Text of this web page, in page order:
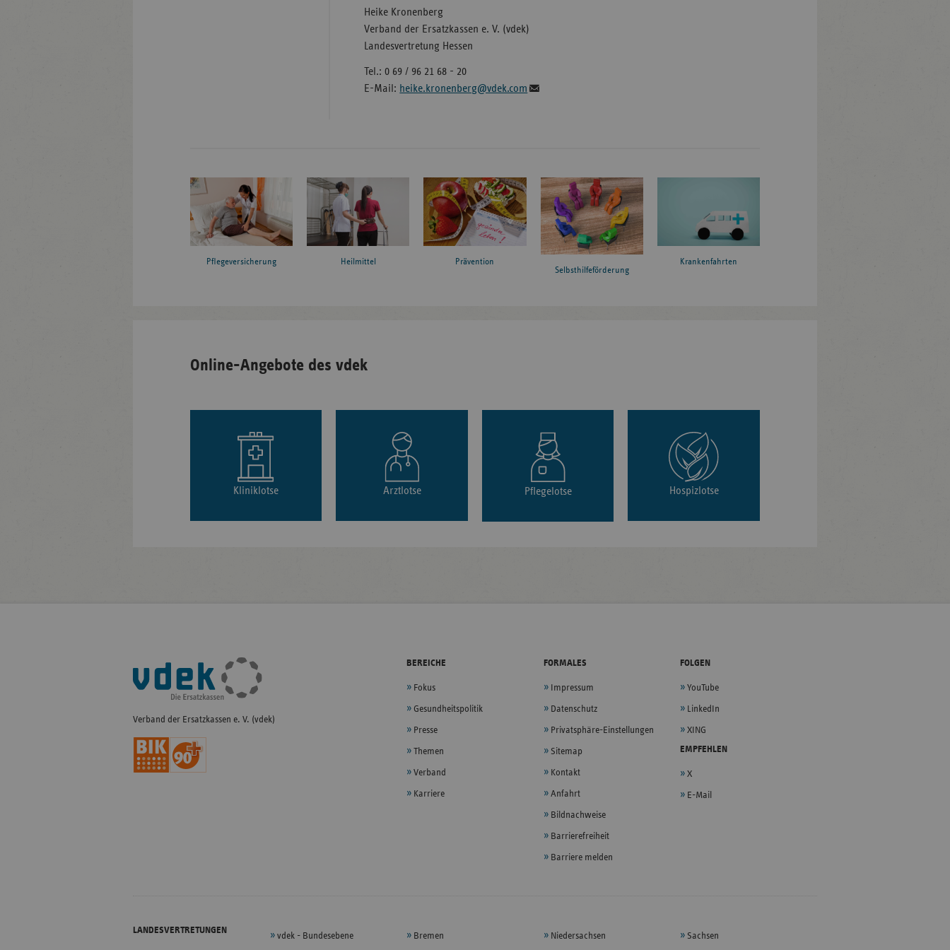
Heike Kronenberg
Verband der Ersatzkassen e. V. (vdek)
Landesvertretung Hessen
Tel.: 0 69 / 96 21 68 - 20
E-Mail: heike.kronenberg@vdek.com
Pflegeversicherung Heilmittel
Prävention
Selbsthilfeförderung
Krankenfahrten
Online-Angebote des vdek
Kliniklotse Arztlotse Pflegelotse Hospizlotse
Fußleisten-
Navigation
Verband der Ersatzkassen e. V. (vdek)
BEREICHE
Fokus
Gesundheitspolitik
Presse
Themen
Verband
Karriere
FORMALES
Impressum
Datenschutz
Privatsphäre-Einstellungen
Sitemap
Kontakt
Anfahrt
Bildnachweise
Barrierefreiheit
Barriere melden
FOLGEN
YouTube
LinkedIn
XING
EMPFEHLEN
X
E-Mail
LANDESVERTRETUNGEN
vdek - Bundesebene Bremen Niedersachsen Sachsen